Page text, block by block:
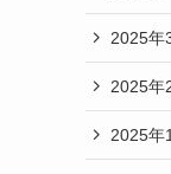
2025年
2025年
2025年